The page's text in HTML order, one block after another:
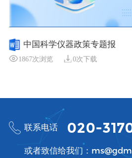
中国科学仪器政策专题报
告-2021-2024年科学仪器行业
1867次浏览 0次下载
联系电话 020-
或者致信给我们：